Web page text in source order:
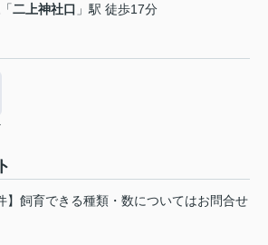
「二上神社口 」駅 徒歩17分
】飼育できる種類・数についてはお問合せ